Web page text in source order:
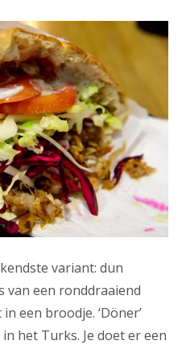
variant: dun
van een ronddraaiend
een broodje. ‘Döner’
in het Turks. Je doet er een